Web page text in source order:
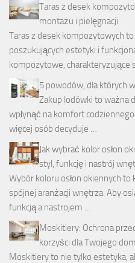
Taras z desek
montażu i pielęgnacji
Taras z desek kompozytowych
poszukujących estetyki i
kompozytowe, charakteryzujące
5 powodów, dla których
Zakup lodówki to ważna
wpłynąć na komfort
więcej osób decyduje …
Jak wybrać kolor osłon
styl, funkcję i nastrój
Wybór koloru osłon okiennych
spójnej aranżacji wnętrza. Aby
funkcją a nastrojem …
Moskitiery: Ochrona
korzyści dla Twojego
Moskitiery to nie tylko estetyka,